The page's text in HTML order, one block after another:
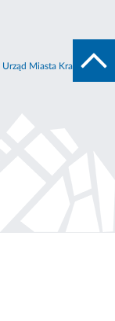
Urząd Miasta Krakowa